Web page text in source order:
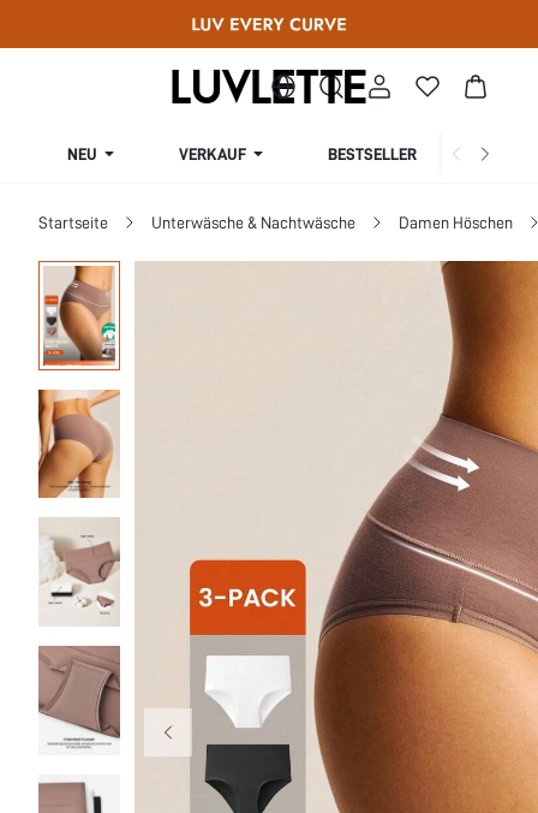
NEU VERKAUF BESTSELLER
Startseite Unterwäsche & Nachtwäsche Damen Höschen